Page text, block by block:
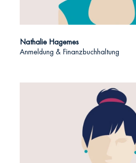
Nathalie Hagemes
Anmeldung & Finanzbuchhaltung